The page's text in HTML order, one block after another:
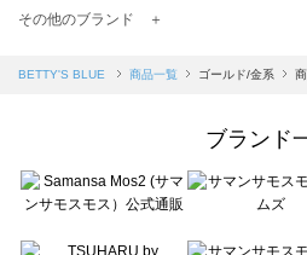
TSUHARU by Samansa Mos2（ツハルバイサマ
Samansa Mos2 blue（サマンサモスモス ブルー
Te chichi（テチチ）の一覧
Te chichi CLASSIC（テチチ クラシック）の一覧
その他のブランド ＋
BETTY'S BLUE 商品一覧 ゴールド/金系
ブランド